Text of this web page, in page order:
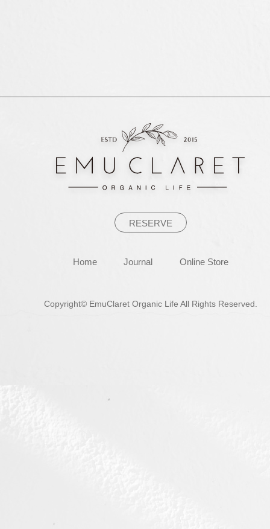
RESERVE
Home Journal Online Store
Copyright© EmuClaret Organic Life All Rights Reserved.